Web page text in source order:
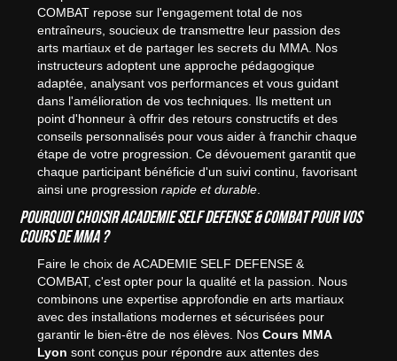
COMBAT repose sur l'engagement total de nos
entraîneurs, soucieux de transmettre leur passion des
arts martiaux et de partager les secrets du MMA. Nos
instructeurs adoptent une approche pédagogique
adaptée, analysant vos performances et vous guidant
dans l'amélioration de vos techniques. Ils mettent un
point d'honneur à offrir des retours constructifs et des
conseils personnalisés pour vous aider à franchir chaque
étape de votre progression. Ce dévouement garantit que
chaque participant bénéficie d'un suivi continu, favorisant
ainsi une progressionrapide et durable.
Pourquoi choisir ACADEMIE SELF DEFENSE & COMBAT pour vos
cours de MMA ?
Faire le choix de ACADEMIE SELF DEFENSE &
COMBAT, c'est opter pour la qualité et la passion. Nous
combinons une expertise approfondie en arts martiaux
avec des installations modernes et sécurisées pour
garantir le bien-être de nos élèves. NosCours MMA
Lyon sont conçus pour répondre aux attentes des